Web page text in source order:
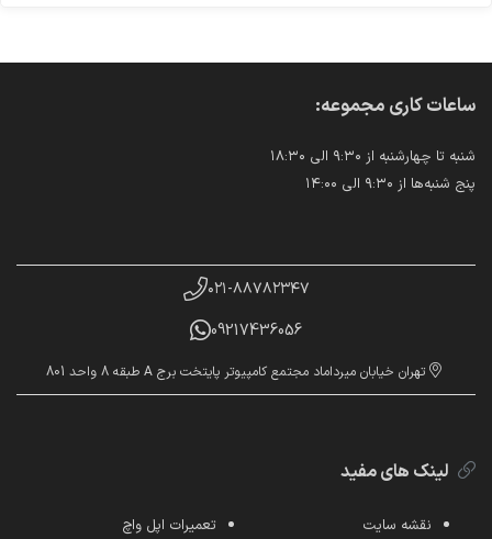
ساعات کاری مجموعه:
شنبه تا چهارشنبه از ۹:۳۰ الی ۱۸:۳۰
پنج شنبه‌ها از ۹:۳۰ الی ۱۴:۰۰
۰۲۱-۸۸۷۸۲۳۴۷
09217436056
تهران خیابان میرداماد مجتمع کامپیوتر پایتخت برج A طبقه 8 واحد 801
لینک های مفید
نقشه سایت
تعمیرات اپل واچ